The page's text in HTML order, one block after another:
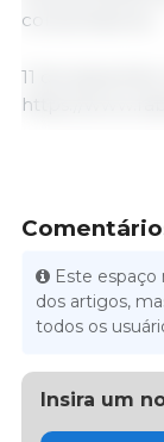
consumidores.
11 de
https://
Este
dos artigos,
todos os
Insira um